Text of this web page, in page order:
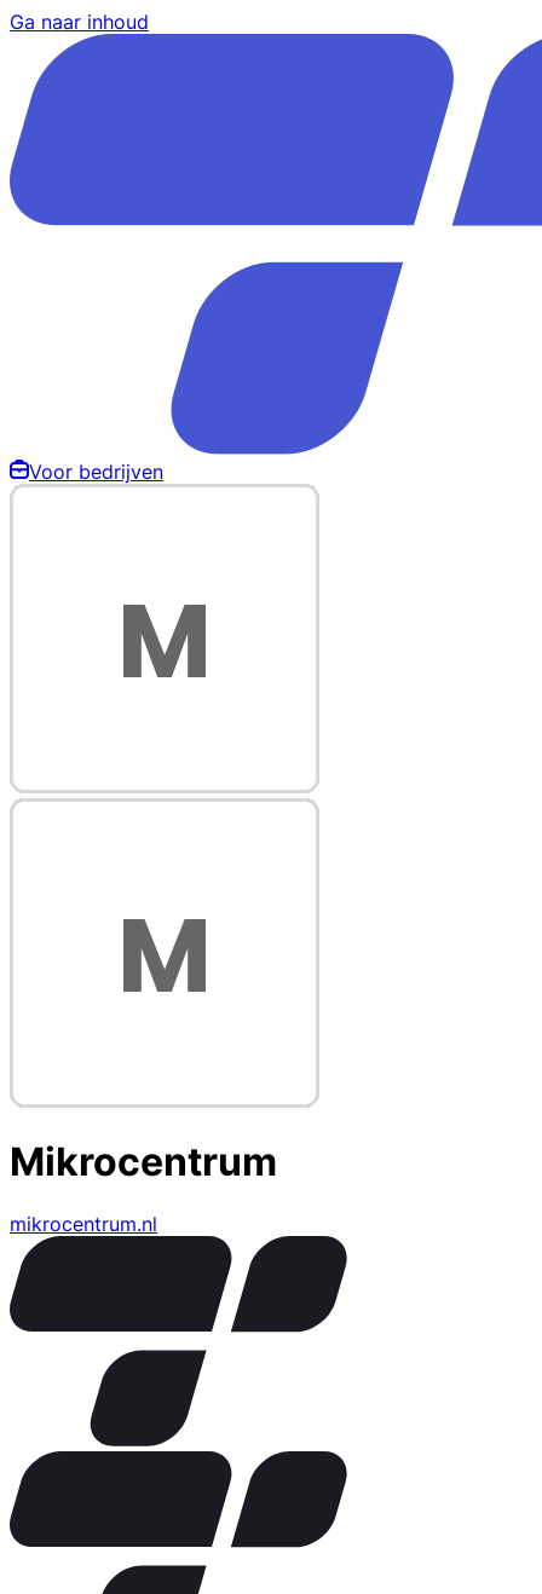
Ga naar inhoud
Voor bedrijven
Mikrocentrum
mikrocentrum.nl